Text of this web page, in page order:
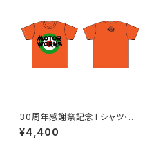
30周年感謝祭記念Tシャツ・M
OTORWORKS・オレンジ
¥4,400